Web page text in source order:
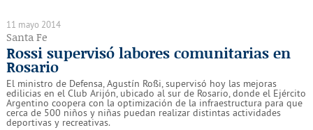
11 mayo 2014
Santa Fe
Rossi supervisó labores comunitarias en
Rosario
El ministro de Defensa, Agustín Rossi, supervisó hoy las mejoras
edilicias en el Club Arijón, ubicado al sur de Rosario, donde el Ejército
Argentino coopera con la optimización de la infraestructura para que
cerca de 500 niños y niñas puedan realizar distintas actividades
deportivas y recreativas.